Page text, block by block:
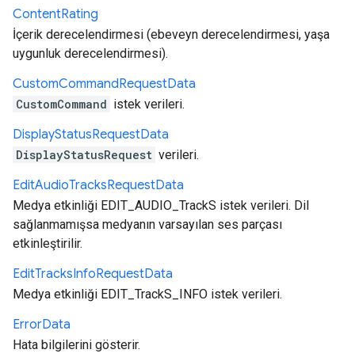
ContentRating
İçerik derecelendirmesi (ebeveyn derecelendirmesi, yaşa
uygunluk derecelendirmesi).
CustomCommandRequestData
CustomCommand istek verileri.
DisplayStatusRequestData
DisplayStatusRequest verileri.
EditAudioTracksRequestData
Medya etkinliği EDIT_AUDIO_TrackS istek verileri. Dil
sağlanmamışsa medyanın varsayılan ses parçası
etkinleştirilir.
EditTracksInfoRequestData
Medya etkinliği EDIT_TrackS_INFO istek verileri.
ErrorData
Hata bilgilerini gösterir.